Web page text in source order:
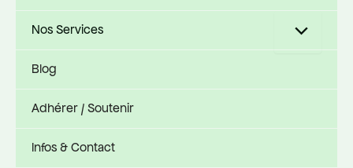
Nos Services
Blog
Adhérer / Soutenir
Infos & Contact